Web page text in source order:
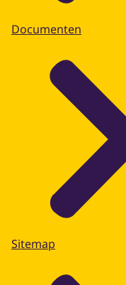
Documenten
Sitemap